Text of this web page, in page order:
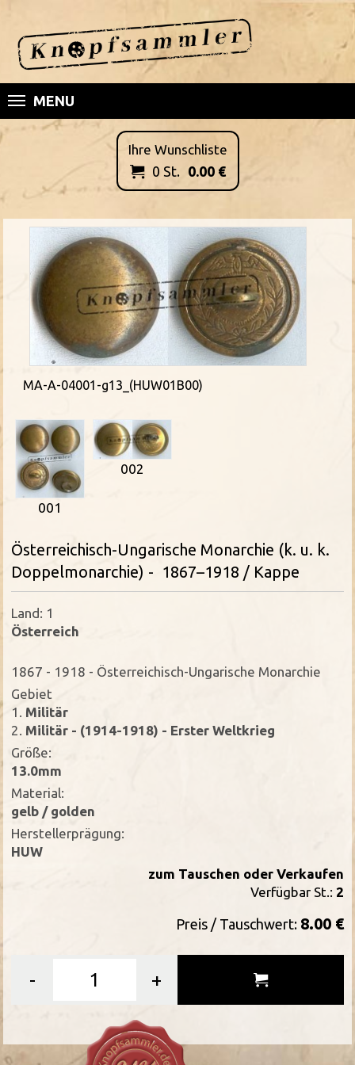
MENU
Ihre Wunschliste
 0 St. 0.00€
MA-A-04001-g13_(HUW01B00)
001
002
Österreichisch-Ungarische Monarchie (k. u. k.
Doppelmonarchie) - 1867–1918 / Kappe
Land: 1
Österreich
1867 - 1918 - Österreichisch-Ungarische Monarchie
Gebiet
1.
Militär
2. Militär - (1914-1918) - Erster Weltkrieg
Größe:
13.0mm
Material:
gelb / golden
Herstellerprägung:
HUW
zum Tauschen oder Verkaufen
Verfügbar St.: 2
Preis / Tauschwert: 8.00 €
- +